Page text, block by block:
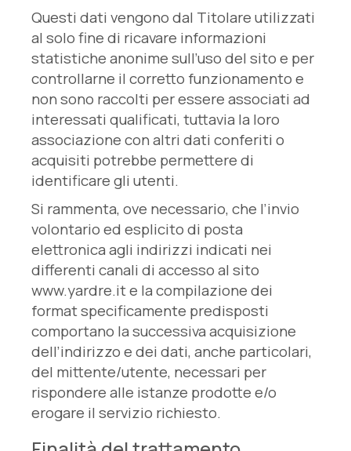
Questi dati vengono dal Titolare utilizzati
al solo fine di ricavare informazioni
statistiche anonime sull’uso del sito e per
controllarne il corretto funzionamento e
non sono raccolti per essere associati ad
interessati qualificati, tuttavia la loro
associazione con altri dati conferiti o
acquisiti potrebbe permettere di
identificare gli utenti.
Si rammenta, ove necessario, che l’invio
volontario ed esplicito di posta
elettronica agli indirizzi indicati nei
differenti canali di accesso al sito
www.yardre.it e la compilazione dei
format specificamente predisposti
comportano la successiva acquisizione
dell’indirizzo e dei dati, anche particolari,
del mittente/utente, necessari per
rispondere alle istanze prodotte e/o
erogare il servizio richiesto.